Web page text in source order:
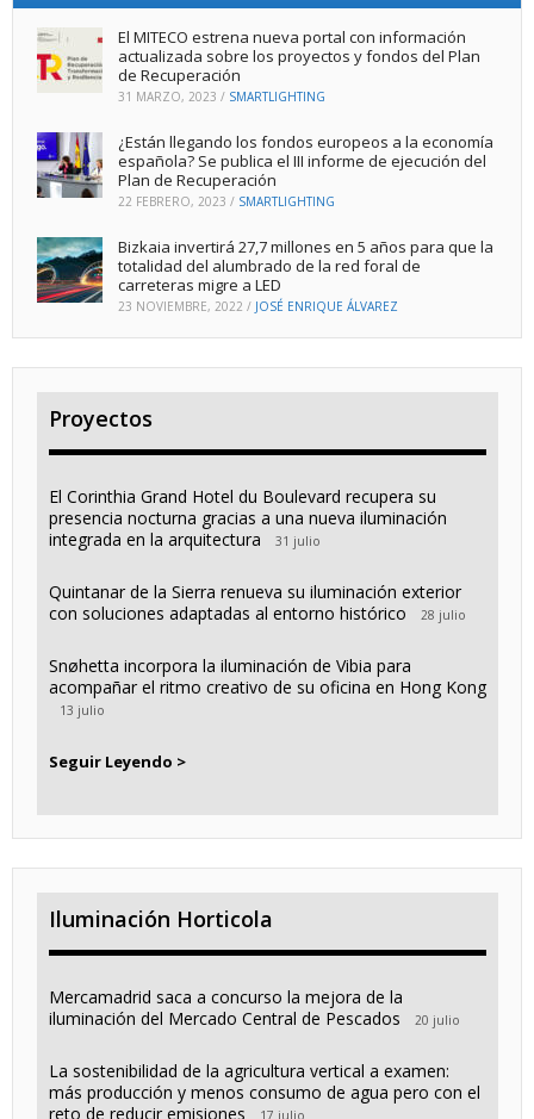
El MITECO estrena nueva portal con información
actualizada sobre los proyectos y fondos del Plan
de Recuperación
31 MARZO, 2023 / SMARTLIGHTING
¿Están llegando los fondos europeos a la economía
española? Se publica el III informe de ejecución del
Plan de Recuperación
22 FEBRERO, 2023 / SMARTLIGHTING
Bizkaia invertirá 27,7 millones en 5 años para que la
totalidad del alumbrado de la red foral de
carreteras migre a LED
23 NOVIEMBRE, 2022 / JOSÉ ENRIQUE ÁLVAREZ
Proyectos
El Corinthia Grand Hotel du Boulevard recupera su
presencia nocturna gracias a una nueva iluminación
integrada en la arquitectura
31 julio
Quintanar de la Sierra renueva su iluminación exterior
con soluciones adaptadas al entorno histórico
28 julio
Snøhetta incorpora la iluminación de Vibia para
acompañar el ritmo creativo de su oficina en Hong Kong
13 julio
Seguir Leyendo >
Iluminación Horticola
Mercamadrid saca a concurso la mejora de la
iluminación del Mercado Central de Pescados
20 julio
La sostenibilidad de la agricultura vertical a examen:
más producción y menos consumo de agua pero con el
reto de reducir emisiones
17 julio